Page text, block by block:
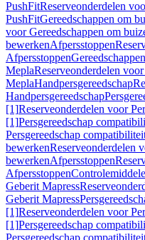
PushFitReserveonderdelen
PushFitGereedschappen om
voor Gereedschappen om
bewerkenAfpersstoppen
Afpersstoppen
MeplaReserveonderdelen
MeplaHandpersgereedschap
Handpersgereedschap
[1]Reserveonderdelen voor
[1]Persgereedschap
Persgereedschap
bewerkenReserveonderdelen
bewerkenAfpersstoppen
Afpersstoppen
Geberit Mapress
Geberit Mapress
[1]Reserveonderdelen voor
[1]Persgereedschap
Persgereedschap